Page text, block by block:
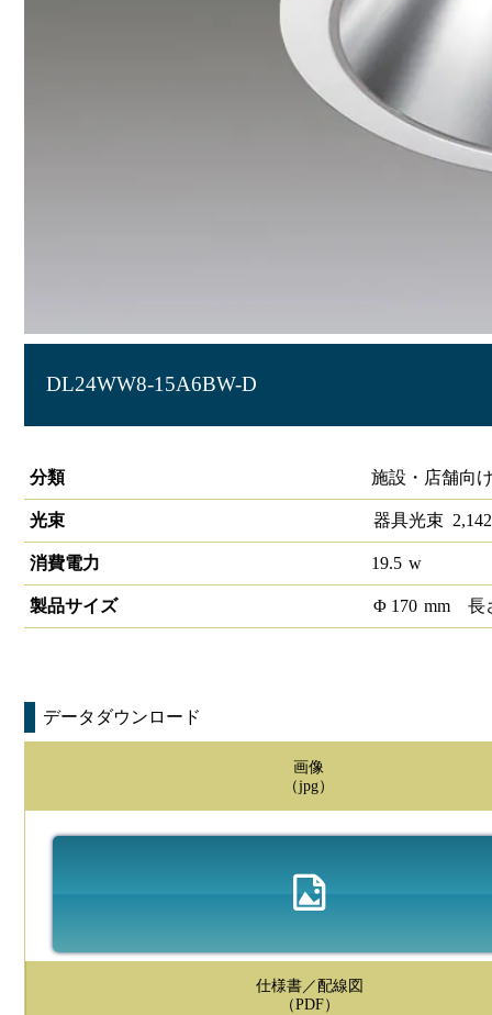
DL24WW8-15A6BW-D
分類
施設・店舗向
光束 器具光束 2,142
消費電力 19.5 w
製品サイズ Φ 170 mm 長
データダウンロード
画像
（jpg）
仕様書／配線図
（PDF）